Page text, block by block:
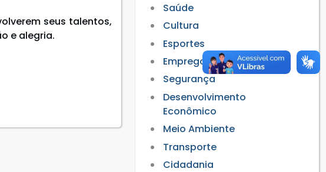
seus talentos,
e alegria.
Saúde
Cultura
Esportes
Empregos
Segurança
Desenvolvimento
Econômico
Meio Ambiente
Transporte
Cidadania